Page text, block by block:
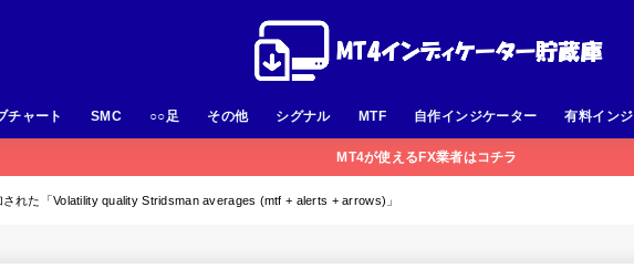
チャート SMC ○○足 その他 シグナル MTF 自作インジケーター 有料インジ
MT4が使えるFX業者はコチラ
れた「Volatility quality Stridsman averages (mtf + alerts + arrows)」